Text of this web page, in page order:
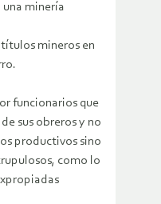
una minería
mineros en
funcionarios que
sus obreros y no
productivos sino
como lo